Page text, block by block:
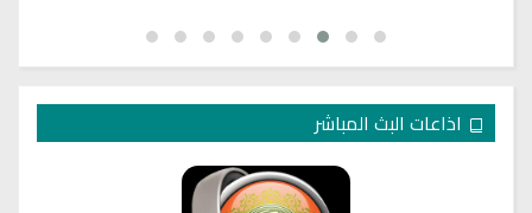
اذاعات البث المباشر